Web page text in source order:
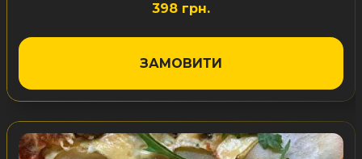
398 грн.
ЗАМОВИТИ